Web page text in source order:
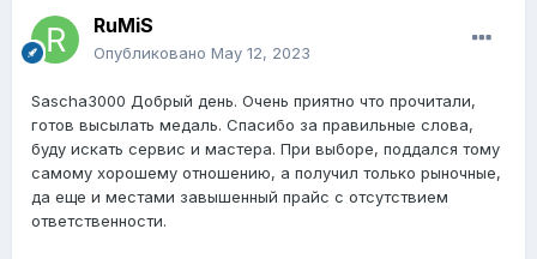
RuMiS
Опубликовано May 12, 2023
Sascha3000 Добрый день. Очень приятно что прочитали,
готов высылать медаль. Спасибо за правильные слова,
буду искать сервис и мастера. При выборе, поддался тому
самому хорошему отношению, а получил только рыночные,
да еще и местами завышенный прайс с отсутствием
ответственности.